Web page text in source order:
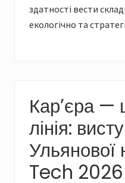
здатності вести
екологічно та
Кар’єра —
лінія:
Tech 2026